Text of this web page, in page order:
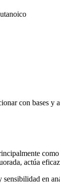
con bases y
actúa
en